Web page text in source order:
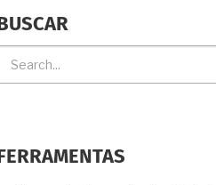
BUSCAR
FERRAMENTAS